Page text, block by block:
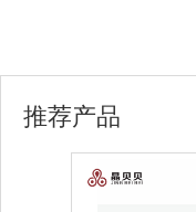
推荐产品